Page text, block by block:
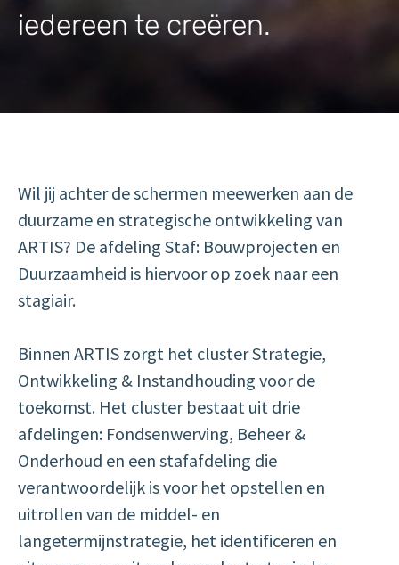
iedereen te creëren.
Wil jij achter de schermen meewerken aan de
duurzame en strategische ontwikkeling van
ARTIS? De afdeling Staf: Bouwprojecten en
Duurzaamheid is hiervoor op zoek naar een
stagiair.
Binnen ARTIS zorgt het cluster Strategie,
Ontwikkeling & Instandhouding voor de
toekomst. Het cluster bestaat uit drie
afdelingen: Fondsenwerving, Beheer &
Onderhoud en een stafafdeling die
verantwoordelijk is voor het opstellen en
uitrollen van de middel- en
langetermijnstrategie, het identificeren en